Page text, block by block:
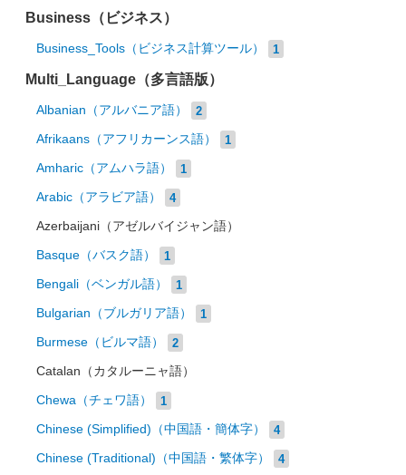
Business（ビジネス）
Business_Tools（ビジネス計算ツール） 1
Multi_Language（多言語版）
Albanian（アルバニア語） 2
Afrikaans（アフリカーンス語） 1
Amharic（アムハラ語） 1
Arabic（アラビア語） 4
Azerbaijani（アゼルバイジャン語）
Basque（バスク語） 1
Bengali（ベンガル語） 1
Bulgarian（ブルガリア語） 1
Burmese（ビルマ語） 2
Catalan（カタルーニャ語）
Chewa（チェワ語） 1
Chinese (Simplified)（中国語・簡体字） 4
Chinese (Traditional)（中国語・繁体字） 4